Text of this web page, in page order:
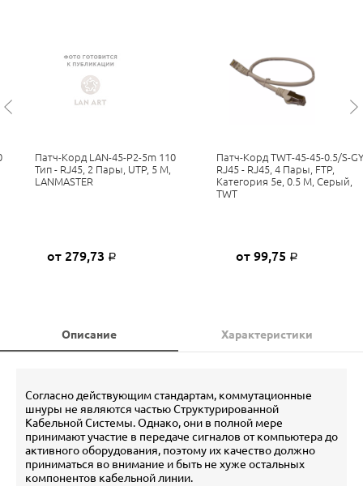
Патч-Корд LAN-45-P2-5m 110
Тип - RJ45, 2 Пары, UTP, 5 М,
LANMASTER
от 279,73 Р
Патч-Корд TWT-45-45-0.5/S-GY
RJ45 - RJ45, 4 Пары, FTP,
Категория 5е, 0.5 М, Серый,
TWT
от 99,75 Р
Описание Характеристики
Согласно действующим стандартам, коммутационные
шнуры не являются частью Структурированной
Кабельной Системы. Однако, они в полной мере
принимают участие в передаче сигналов от компьютера до
активного оборудования, поэтому их качество должно
приниматься во внимание и быть не хуже остальных
компонентов кабельной линии.